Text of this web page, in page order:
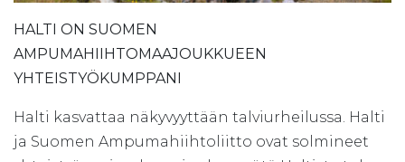
HALTI ON SUOMEN
AMPUMAHIIHTOMAAJOUKKUEEN
YHTEISTYÖKUMPPANI
Halti kasvattaa näkyvyyttään talviurheilussa. Halti
ja Suomen Ampumahiihtoliitto ovat solmineet